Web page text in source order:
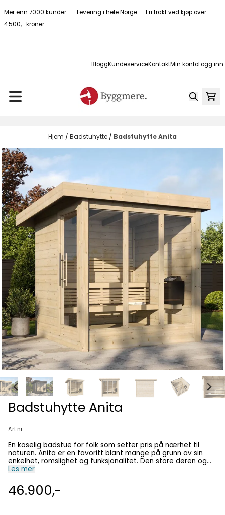
Hopp til innhold
Mer enn 7000 kunder Levering i hele Norge. Fri frakt ved kjøp over
4.500,- kroner
BloggKundeserviceKontaktMin kontoLogg inn
Hjem / Badstuhytte / Badstuhytte Anita
Badstuhytte Anita
Art.nr:
En koselig badstue for folk som setter pris på nærhet til
naturen. Anita er en favoritt blant mange på grunn av sin
enkelhet, romslighet og funksjonalitet. Den store døren og
vinduet lar deg nyte omgivelsene og utsikten. Badstuhytta
utebadstuen. Badsturommet er 4m2 Prisen inkluderer:
BadstuhytteAnita 1 stk 42 mm nordiske granvegger,
Les mer
46.900,-